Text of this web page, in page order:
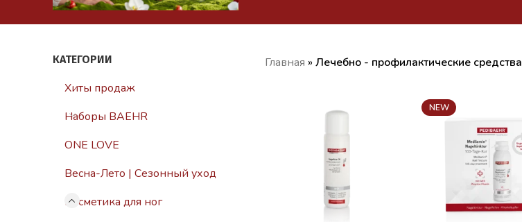
КАТЕГОРИИ
Хиты продаж
Наборы BAEHR
ONE LOVE
Весна-Лето | Сезонный уход
Косметика для ног
Главная » Лечебно - профилактические средства
NEW